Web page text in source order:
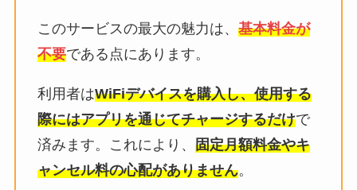
このサービスの最大の魅力は、 基本料金が
不要である点にあります。
利用者はWiFiデバイスを購入し、使用する
際にはアプリを通じてチャージするだけで
済みます。これにより、 固定月額料金やキ
ャンセル料の心配がありません。